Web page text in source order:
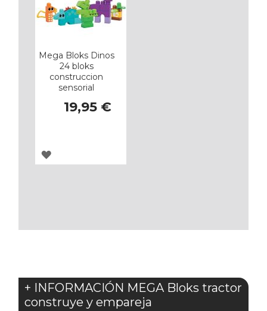
Mega Bloks Dinos
24 bloks
construccion
sensorial
19,95 €
AGREGAR
+ INFORMACIÓN MEGA Bloks tractor
construye y empareja